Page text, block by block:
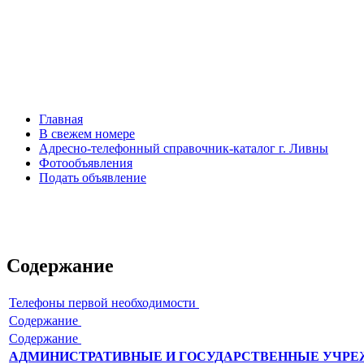
Главная
В свежем номере
Адресно-телефонный справочник-каталог г. Ливны
Фотообъявления
Подать объявление
Содержание
Телефоны первой необходимости
Содержание
Содержание
АДМИНИСТРАТИВНЫЕ И ГОСУДАРСТВЕННЫЕ